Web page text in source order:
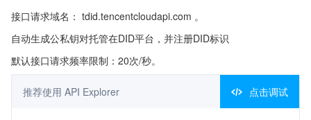
接口请求域名： tdid.tencentcloudapi.com 。
自动生成公私钥对托管在DID平台，并注册DID标识
默认接口请求频率限制：20次/秒。
推荐使用 API Explorer 点击调试